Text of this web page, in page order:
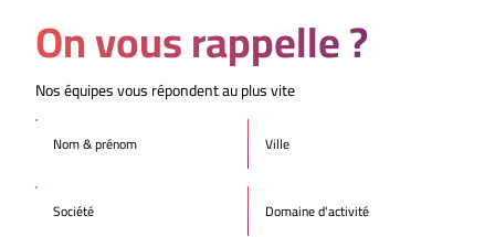
On vous rappelle ?
Nos équipes vous répondent au plus vite